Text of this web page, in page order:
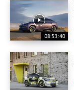
08:53:40